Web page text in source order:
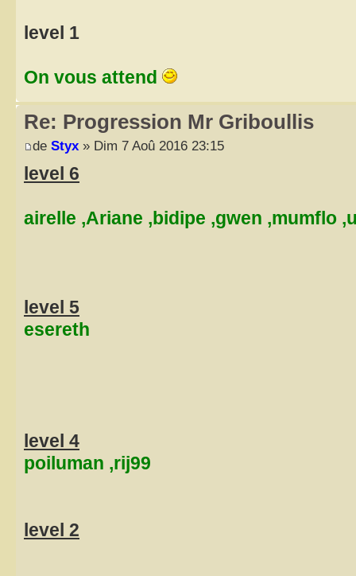
level 1
On vous attend
Re: Progression Mr Griboullis
de Styx » Dim 7 Aoû 2016 23:15
level 6
airelle ,Ariane ,bidipe ,gwen ,mumflo
level 5
esereth
level 4
poiluman ,rij99
level 2